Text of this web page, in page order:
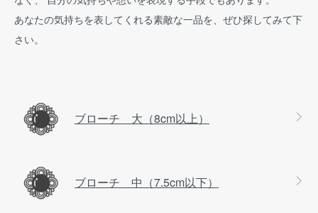
あなたの気持ちを表してくれる素敵な一品を、ぜひ探してみて下
さい。
カテゴリー一覧
ブローチ 大（8cm以上）
ブローチ 中（7.5cm以下）